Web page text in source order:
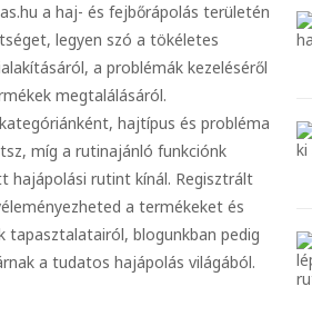
a haj- és fejbőrápolás területén
legyen szó a tökéletes
a problémák kezeléséről
megtalálásáról.
hajtípus és probléma
míg a rutinajánló funkciónk
hajápolási rutint kínál. Regisztrált
a termékeket és
tapasztalatairól, blogunkban pedig
a tudatos hajápolás világából.